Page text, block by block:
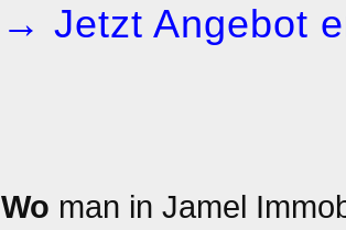
→ Jetzt Angebot
Wo man in Jamel